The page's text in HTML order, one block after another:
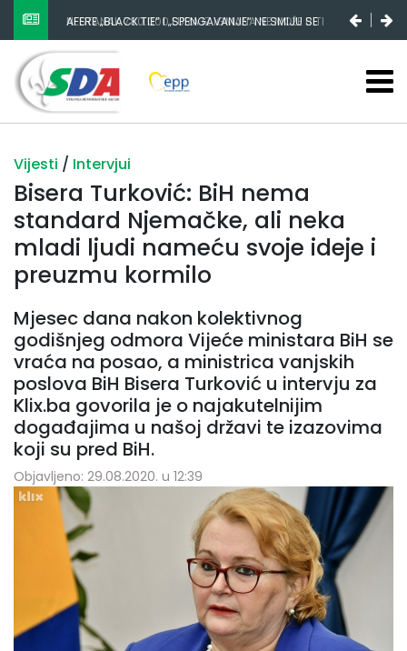
NESTANAK 780.000 EURA IZ IGMANA NE MOŽE BITI
SLUČAJNI PREVID, ODGOVORNOST MORAJU SNOSITI
VLADA FBIH I NJENI KADROVI
Vijesti / Intervjui
Bisera Turković: BiH nema
standard Njemačke, ali neka
mladi ljudi nameću svoje ideje i
preuzmu kormilo
Mjesec dana nakon kolektivnog
godišnjeg odmora Vijeće ministara BiH se
vraća na posao, a ministrica vanjskih
poslova BiH Bisera Turković u intervju za
Klix.ba govorila je o najakutelnijim
događajima u našoj državi te izazovima
koji su pred BiH.
Objavljeno: 29.08.2020. u 12:39